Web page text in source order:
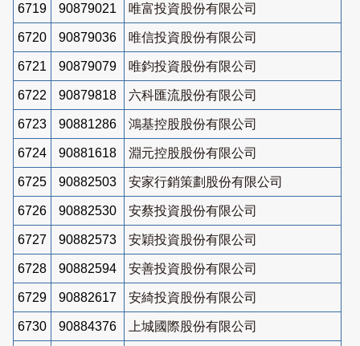
6719 90879021 唯富投資股份有限公司
6720 90879036 唯信投資股份有限公司
6721 90879079 唯鈞投資股份有限公司
6722 90879818 六科匯流股份有限公司
6723 90881286 鴻基控股股份有限公司
6724 90881618 淵元控股股份有限公司
6725 90882503 安家行銷策劃股份有限公司
6726 90882530 安蔡投資股份有限公司
6727 90882573 安穎投資股份有限公司
6728 90882594 安善投資股份有限公司
6729 90882617 安綺投資股份有限公司
6730 90884376 上城國際股份有限公司